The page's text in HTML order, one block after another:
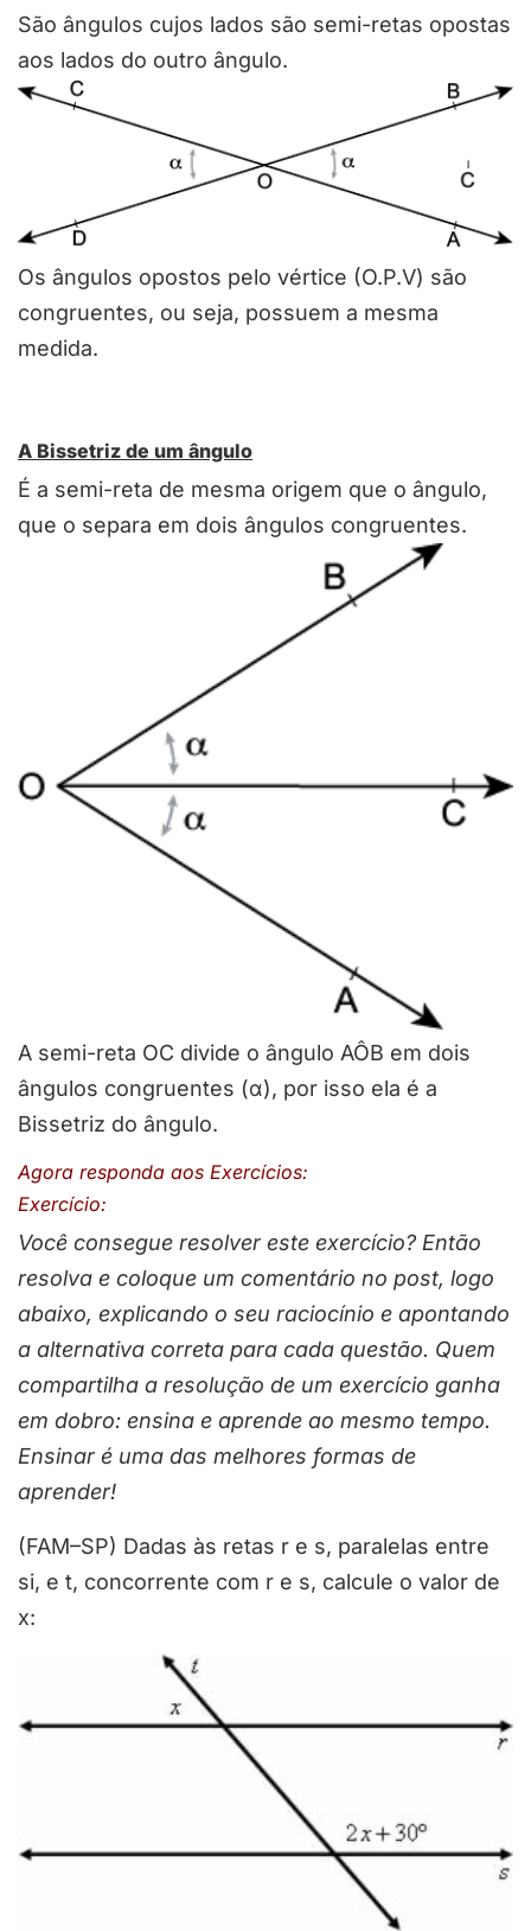
São ângulos cujos lados são semi-retas opostas
aos lados do outro ângulo.
Os ângulos opostos pelo vértice (O.P.V) são
congruentes, ou seja, possuem a mesma
medida.
A Bissetriz de um ângulo
É a semi-reta de mesma origem que o ângulo,
que o separa em dois ângulos congruentes.
A semi-reta OC divide o ângulo AÔB em dois
ângulos congruentes (α), por isso ela é a
Bissetriz do ângulo.
Agora responda aos Exercícios:
Exercício:
Você consegue resolver este exercício? Então
resolva e coloque um comentário no post, logo
abaixo, explicando o seu raciocínio e apontando
a alternativa correta para cada questão. Quem
compartilha a resolução de um exercício ganha
em dobro: ensina e aprende ao mesmo tempo.
Ensinar é uma das melhores formas de
aprender!
(FAM–SP) Dadas às retas r e s, paralelas entre
si, e t, concorrente com r e s, calcule o valor de
x: